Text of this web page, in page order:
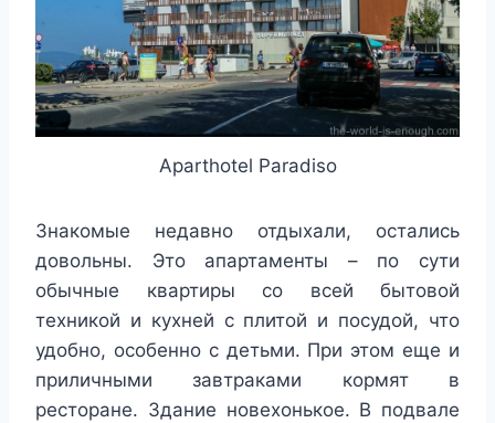
Aparthotel Paradiso
Знакомые недавно отдыхали, остались
довольны. Это апартаменты – по сути
обычные квартиры со всей бытовой
техникой и кухней с плитой и посудой, что
удобно, особенно с детьми. При этом еще и
приличными завтраками кормят в
ресторане. Здание новехонькое. В подвале